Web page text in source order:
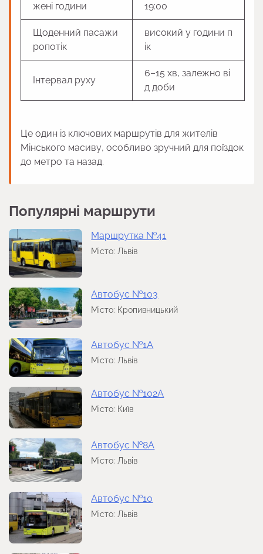
жені години
19:00
Щоденний пасажи
ропотік
високий у години п
ік
Інтервал руху
6–15 хв, залежно ві
д доби
Це один із ключових маршрутів для жителів
Мінського масиву, особливо зручний для поїздок
до метро та назад.
Популярні маршрути
Маршрутка №41
Місто: Львів
Автобус №103
Місто: Кропивницький
Автобус №1А
Місто: Львів
Автобус №102А
Місто: Київ
Автобус №8А
Місто: Львів
Автобус №10
Місто: Львів